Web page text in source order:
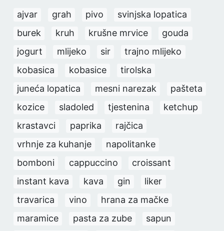
ajvar grah pivo
svinjska lopatica
burek
kruh krušne mrvice
gouda
jogurt
mlijeko sir
trajno mlijeko
kobasica
kobasice
tirolska
juneća lopatica
mesni narezak
pašteta
kozice
sladoled tjestenina
ketchup
krastavci
paprika
rajčica
vrhnje za kuhanje
napolitanke
bomboni
cappuccino
croissant
instant kava
kava gin
liker
travarica
vino
hrana za mačke
maramice
pasta za zube
sapun